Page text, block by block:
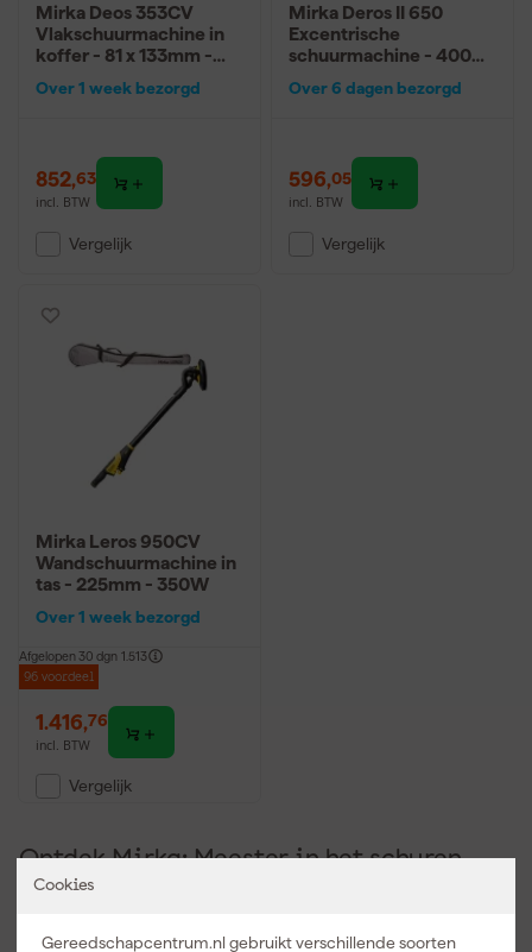
Cookies
Gereedschapcentrum.nl gebruikt verschillende soorten
Mirka Deos 353CV
Vlakschuurmachine in
koffer - 81 x 133mm -
Over 1 week bezorgd
852,63
incl. BTW
Vergelijk
Mirka Deros II 650
Excentrische
schuurmachine - 400W
Over 6 dagen bezorgd
596,05
incl. BTW
Vergelijk
Mirka Leros 950CV
Wandschuurmachine in
tas - 225mm - 350W
Over 1 week bezorgd
Afgelopen 30 dgn 1.513
96 voordeel
1.416,76
incl. BTW
Vergelijk
Ontdek Mirka: Meester in het schuren
Klaar om de wereld van schuren op zijn kop te zetten? Mirka leidt
ware pionier op het gebied van schuuroplossingen. Ze zijn niet